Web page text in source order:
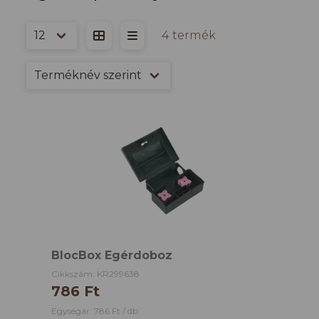
4 termék
BlocBox Egérdoboz
Cikkszám: KR299638
786 Ft
Egységár: 786 Ft / db